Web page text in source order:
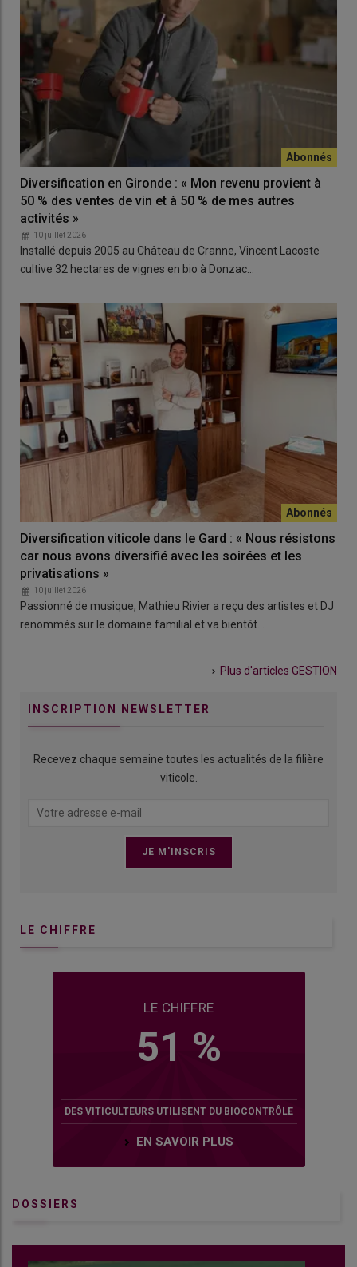
Diversification en Gironde : « Mon revenu provient à
50 % des ventes de vin et à 50 % de mes autres
activités »
10 juillet 2026
Installé depuis 2005 au Château de Cranne, Vincent Lacoste
cultive 32 hectares de vignes en bio à Donzac…
Diversification viticole dans le Gard : « Nous résistons
car nous avons diversifié avec les soirées et les
privatisations »
10 juillet 2026
Passionné de musique, Mathieu Rivier a reçu des artistes et DJ
renommés sur le domaine familial et va bientôt…
Plus d'articles GESTION
INSCRIPTION NEWSLETTER
Recevez chaque semaine toutes les actualités de la filière
viticole.
LE CHIFFRE
LE CHIFFRE
51 %
DES VITICULTEURS UTILISENT DU BIOCONTRÔLE
EN SAVOIR PLUS
DOSSIERS